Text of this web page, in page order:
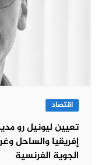
اقتصاد
تعيين ليونيل رو
الجوية الفرنسية